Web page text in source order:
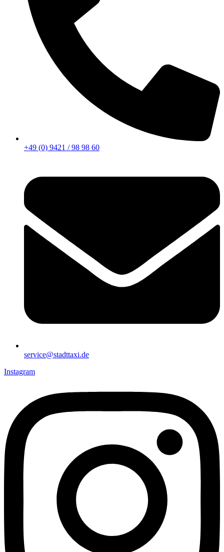
+49 (0) 9421 / 98 98 60
service@stadttaxi.de
Instagram